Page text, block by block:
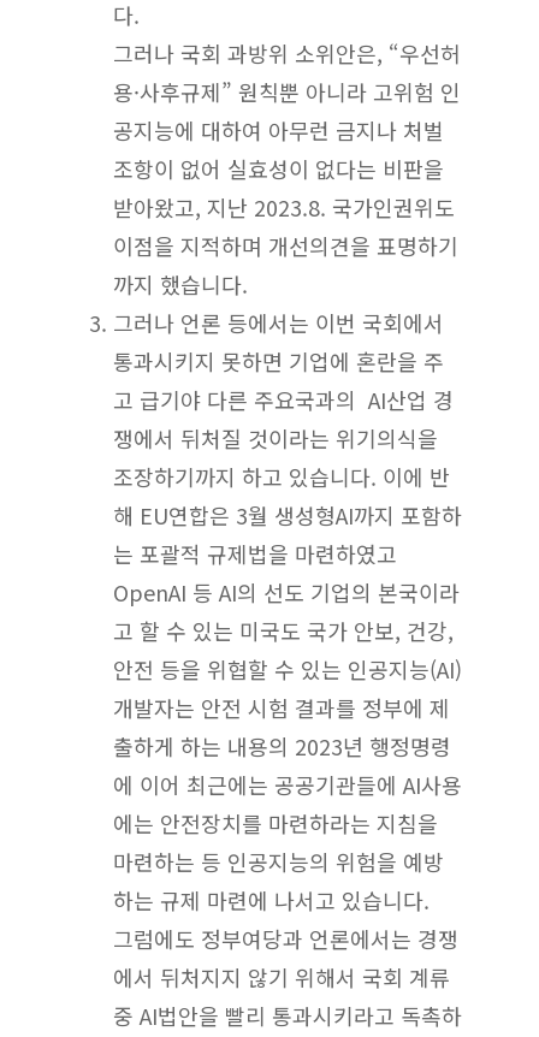
다.
그러나 국회 과방위 소위안은, “우선허
용·사후규제” 원칙뿐 아니라 고위험 인
공지능에 대하여 아무런 금지나 처벌
조항이 없어 실효성이 없다는 비판을
받아왔고, 지난 2023.8. 국가인권위도
이점을 지적하며 개선의견을 표명하기
까지 했습니다.
그러나 언론 등에서는 이번 국회에서
통과시키지 못하면 기업에 혼란을 주
고 급기야 다른 주요국과의 AI산업 경
쟁에서 뒤처질 것이라는 위기의식을
조장하기까지 하고 있습니다. 이에 반
해 EU연합은 3월 생성형AI까지 포함하
는 포괄적 규제법을 마련하였고
OpenAI 등 AI의 선도 기업의 본국이라
고 할 수 있는 미국도 국가 안보, 건강,
안전 등을 위협할 수 있는 인공지능(AI)
개발자는 안전 시험 결과를 정부에 제
출하게 하는 내용의 2023년 행정명령
에 이어 최근에는 공공기관들에 AI사용
에는 안전장치를 마련하라는 지침을
마련하는 등 인공지능의 위험을 예방
하는 규제 마련에 나서고 있습니다.
그럼에도 정부여당과 언론에서는 경쟁
에서 뒤처지지 않기 위해서 국회 계류
중 AI법안을 빨리 통과시키라고 독촉하